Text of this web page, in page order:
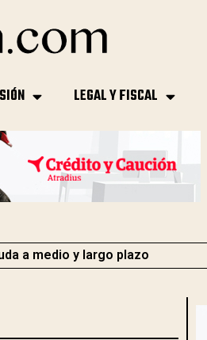
LEGAL Y FISCAL
a medio y largo plazo